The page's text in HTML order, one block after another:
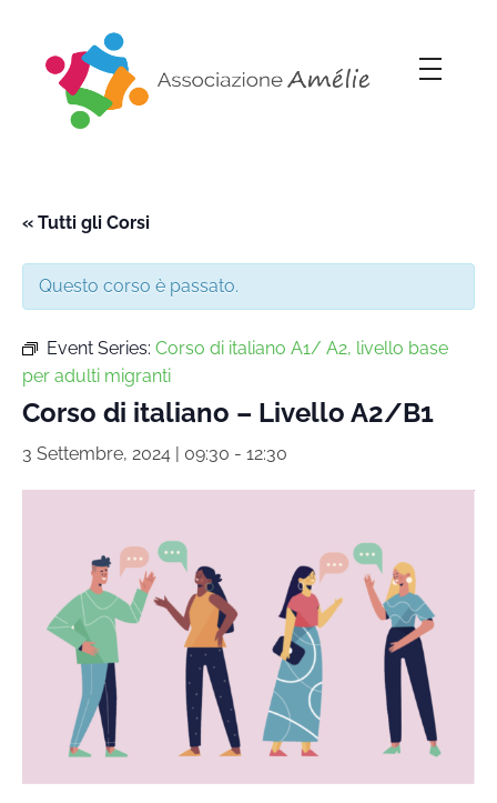
« Tutti gli Corsi
Questo corso è passato.
Event Series: Corso di italiano A1/ A2, livello base
per adulti migranti
Corso di italiano – Livello A2/B1
3 Settembre, 2024 | 09:30 - 12:30